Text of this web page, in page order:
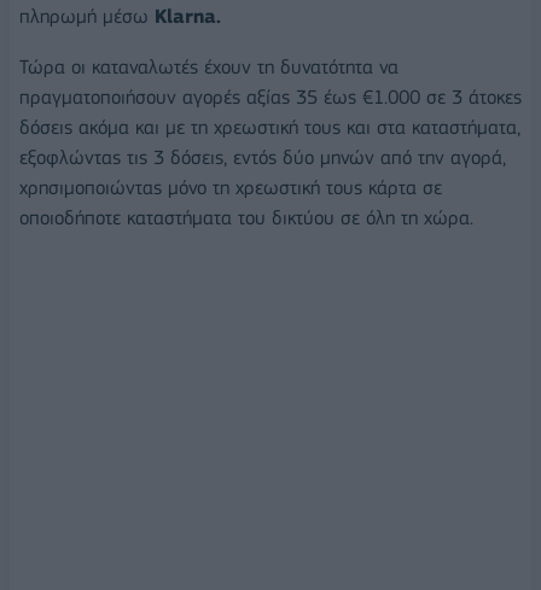
πληρωμή μέσω Klarna.
Τώρα οι καταναλωτές έχουν τη δυνατότητα να
πραγματοποιήσουν αγορές αξίας 35 έως €1.000 σε 3 άτοκες
δόσεις ακόμα και με τη χρεωστική τους και στα καταστήματα,
εξοφλώντας τις 3 δόσεις, εντός δύο μηνών από την αγορά,
χρησιμοποιώντας μόνο τη χρεωστική τους κάρτα σε
οποιοδήποτε καταστήματα του δικτύου σε όλη τη χώρα.